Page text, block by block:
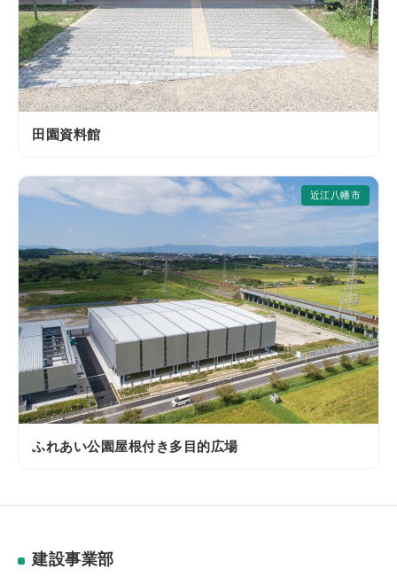
田園資料館
近江八幡市
ふれあい公園屋根付き多目的広場
建設事業部